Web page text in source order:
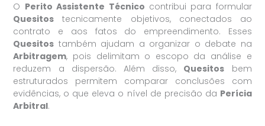
O Perito Assistente Técnico contribui para formular
Quesitos tecnicamente objetivos, conectados ao
contrato e aos fatos do empreendimento. Esses
Quesitos também ajudam a organizar o debate na
Arbitragem, pois delimitam o escopo da análise e
reduzem a dispersão. Além disso, Quesitos bem
estruturados permitem comparar conclusões com
evidências, o que eleva o nível de precisão da Perícia
Arbitral.